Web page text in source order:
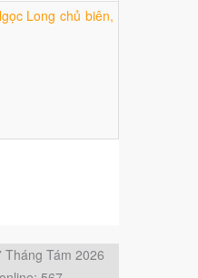
Long chủ biên,
Tháng Tám 2026